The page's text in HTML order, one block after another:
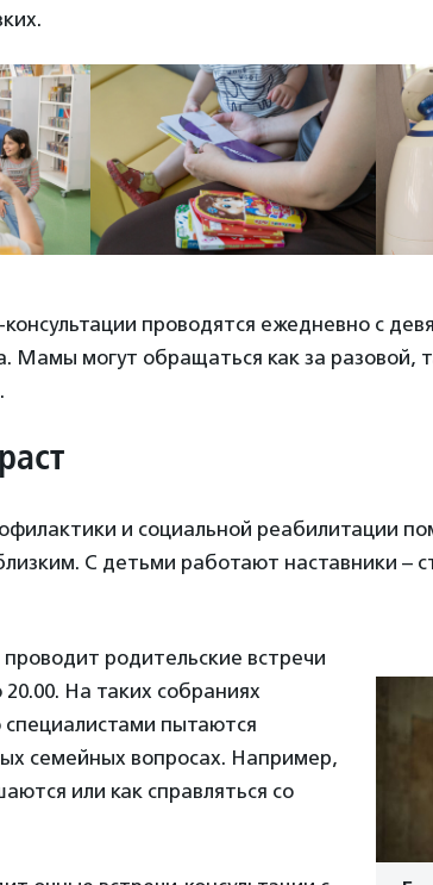
проводятся ежедневно с
Мамы могут обращаться как за разовой,
и социальной реабилитации
С детьми работают наставники –
родительские встречи
На таких собраниях
пытаются
семейных вопросах. Например,
или как справляться со